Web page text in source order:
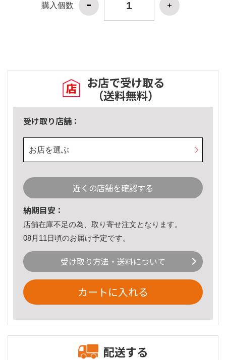
購入個数
お店で受け取る
（送料無料）
受け取り店舗：
お店を選ぶ
近くの店舗を確認する
納期目安：
店舗在庫不足の為、取り寄せ注文となります。
08月11日頃のお届け予定です。
受け取り方法・送料について
カートに入れる
配送する